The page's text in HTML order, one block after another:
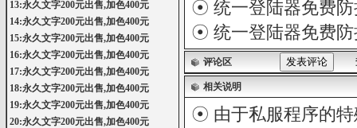
13:永久文字200元出售,加色400元
14:永久文字200元出售,加色400元
15:永久文字200元出售,加色400元
16:永久文字200元出售,加色400元
17:永久文字200元出售,加色400元
18:永久文字200元出售,加色400元
19:永久文字200元出售,加色400元
20:永久文字200元出售,加色400元
☉ 统一登陆器免费
☉ 统一登陆器免费
评论区
相关说明
☉ 由于私服程序的特